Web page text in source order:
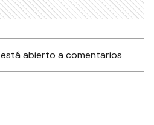
abierto a comentarios